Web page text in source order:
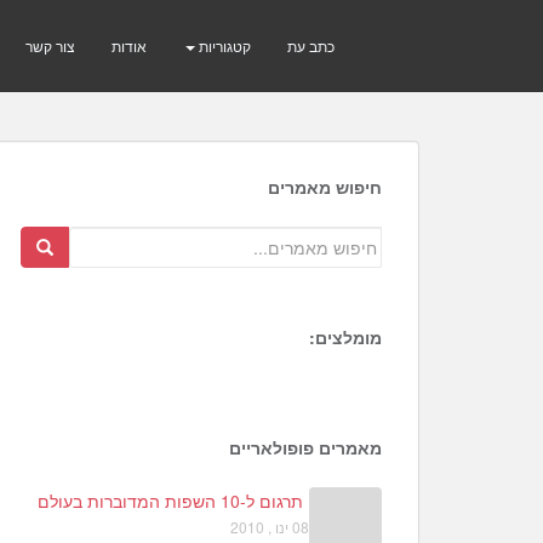
צור קשר אודות קטגוריות כתב עת
חיפוש מאמרים
מומלצים:
4
מאמרים פופולאריים
תרגום ל-10 השפות המדוברות בעולם
08 ינו , 2010